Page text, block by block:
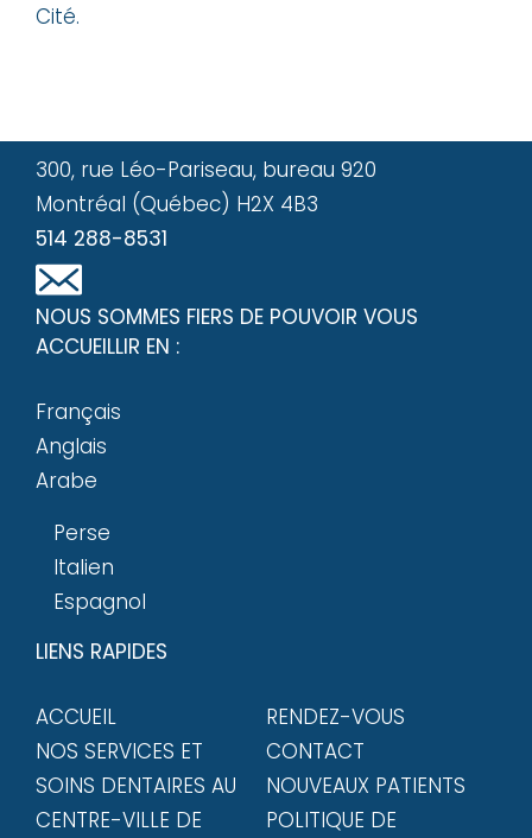
Cité.
300, rue Léo-Pariseau, bureau 920
Montréal (Québec) H2X 4B3
514 288-8531
NOUS SOMMES FIERS DE POUVOIR VOUS
ACCUEILLIR EN :
Français
Anglais
Arabe
Perse
Italien
Espagnol
LIENS RAPIDES
ACCUEIL
RENDEZ-VOUS
NOS SERVICES ET
SOINS DENTAIRES AU
CENTRE-VILLE DE
CONTACT
NOUVEAUX PATIENTS
POLITIQUE DE